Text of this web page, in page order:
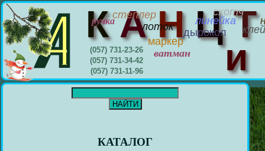
КАНЦ
(057) 731-23-26
(057) 731-34-42
(057) 731-11-96
маркер
ручка
ватман
дырокол
скотч
клей
линейка
лоток
степлер
КАТАЛОГ